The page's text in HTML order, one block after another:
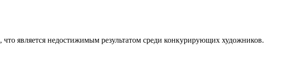
, что является недостижимым результатом среди конкурирующих художников.